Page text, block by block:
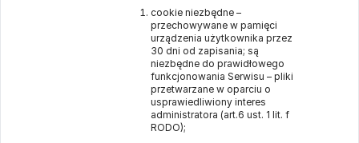
cookie niezbędne –
przechowywane w pamięci
urządzenia użytkownika przez
30 dni od zapisania; są
niezbędne do prawidłowego
funkcjonowania Serwisu – pliki
przetwarzane w oparciu o
usprawiedliwiony interes
administratora (art.6 ust. 1 lit. f
RODO);